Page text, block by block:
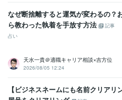
Google ドキュメント:5年
カラーミーショップ:15年freee:6年勘
Canva:3年
恋愛 仕事 人間関係 開運
悩み相談・カウンセリング
恋愛 仕事 子育て 人間関係
なぜ断捨離すると運気が変わるの？
ら教わった執着を手放す方法
記事
占い
天水一貴＠適職キャリア相談×吉方位
2026/08/05 12:24
【ビジネスネームにも名前クリアリ